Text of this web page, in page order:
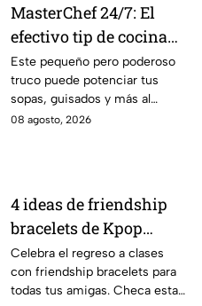
MasterChef 24/7: El
efectivo tip de cocina
de las abuelas para
darle sabor extra al
caldillo
Este pequeño pero poderoso
truco puede potenciar tus
sopas, guisados y más al
máximo.
08 agosto, 2026
4 ideas de friendship
bracelets de Kpop
Demon Hunters para
intercambiar con tus
mejores amigas este
Celebra el regreso a clases
con friendship bracelets para
todas tus amigas. Checa estas